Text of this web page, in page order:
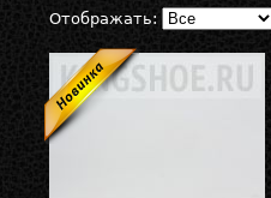
Отображать: